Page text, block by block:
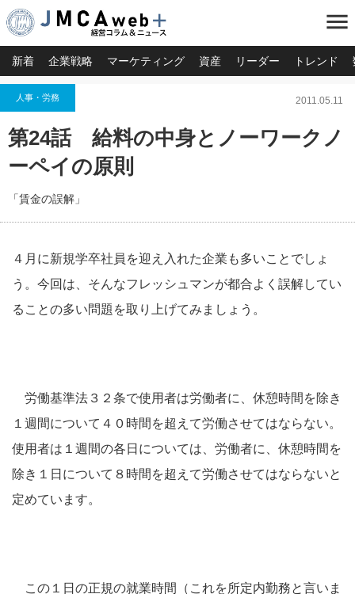
menu
新着 企業戦略 マーケティング 資産 リーダー トレンド
人事・労務 2011.05.11
第24話 給料の中身とノーワークノ
ーペイの原則
「賃金の誤解」
４月に新規学卒社員を迎え入れた企業も多いことでしょ
う。今回は、そんなフレッシュマンが都合よく誤解してい
ることの多い問題を取り上げてみましょう。
労働基準法３２条で使用者は労働者に、休憩時間を除き
１週間について４０時間を超えて労働させてはならない。
使用者は１週間の各日については、労働者に、休憩時間を
除き１日について８時間を超えて労働させてはならないと
定めています。
この１日の正規の就業時間（これを所定内勤務と言いま